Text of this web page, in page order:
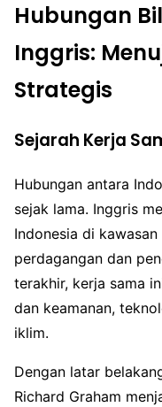
Hubungan
Inggris:
Strategis
Sejarah Kerja
Hubungan antara
sejak lama. Inggris
Indonesia di
perdagangan dan
terakhir, kerja sama
dan keamanan,
iklim.
Dengan latar
Richard Graham